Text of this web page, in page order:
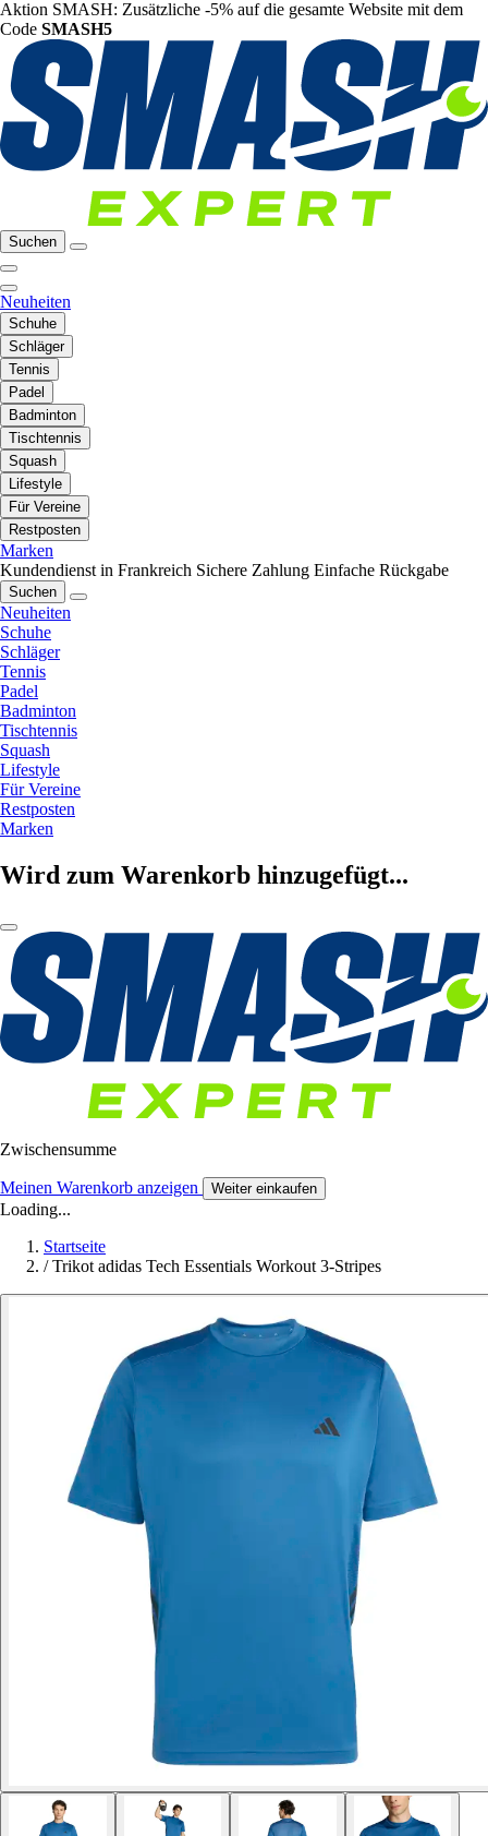
Aktion SMASH: Zusätzliche -5% auf die gesamte Website mit dem
Code SMASH5
Suchen
Neuheiten
Schuhe
Schläger
Tennis
Padel
Badminton
Tischtennis
Squash
Lifestyle
Für Vereine
Restposten
Marken
Kundendienst in Frankreich Sichere Zahlung Einfache Rückgabe
Suchen
Neuheiten
Schuhe
Schläger
Tennis
Padel
Badminton
Tischtennis
Squash
Lifestyle
Für Vereine
Restposten
Marken
Wird zum Warenkorb hinzugefügt...
Zwischensumme
Meinen Warenkorb anzeigen Weiter einkaufen
Loading...
Startseite
/ Trikot adidas Tech Essentials Workout 3-Stripes